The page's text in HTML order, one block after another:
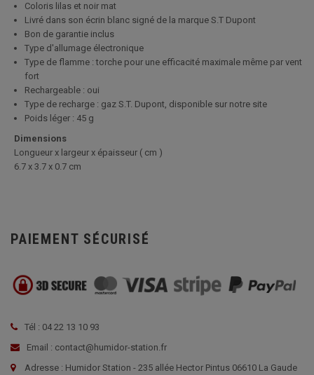
Coloris lilas et noir mat
Livré dans son écrin blanc signé de la marque S.T Dupont
Bon de garantie inclus
Type d'allumage électronique
Type de flamme : torche pour une efficacité maximale même par vent
fort
Rechargeable : oui
Type de recharge : gaz S.T. Dupont, disponible sur notre site
Poids léger : 45 g
Dimensions
Longueur x largeur x épaisseur ( cm )
6.7 x 3.7 x 0.7 cm
PAIEMENT SÉCURISÉ
Tél : 04 22 13 10 93
Email : contact@humidor-station.fr
Adresse : Humidor Station - 235 allée Hector Pintus 06610 La Gaude